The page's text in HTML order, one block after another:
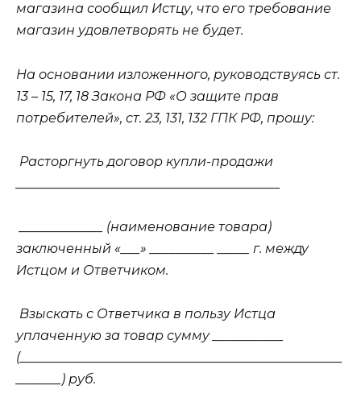
магазина сообщил Истцу, что его требование
магазин удовлетворять не будет.
На основании изложенного, руководствуясь ст.
13 – 15, 17, 18 Закона РФ «О защите прав
потребителей», ст. 23, 131, 132 ГПК РФ, прошу:
Расторгнуть договор купли-продажи
_____________ (наименование товара)
заключенный «___» __________ _____ г. между
Истцом и Ответчиком.
Взыскать с Ответчика в пользу Истца
уплаченную за товар сумму ___________
(__________________________________________________
_______) руб.